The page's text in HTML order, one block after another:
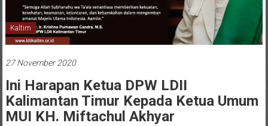
Kaltim
Kalimantan Timur Kepada Ketua Umum
MUI KH. Miftachul Akhyar